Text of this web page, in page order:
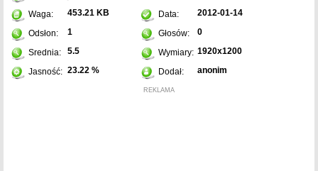
Waga: 453.21 KB Data: 2012-01-14
Odsłon: 1 Głosów: 0
Srednia: 5.5 Wymiary: 1920x1200
Jasność: 23.22 % Dodał: anonim
REKLAMA